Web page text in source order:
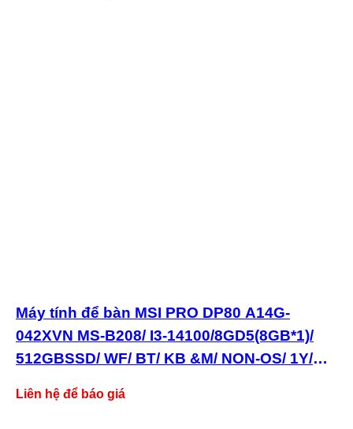
Máy tính để bàn MSI PRO DP80 A14G-
042XVN MS-B208/ I3-14100/8GD5(8GB*1)/
512GBSSD/ WF/ BT/ KB &M/ NON-OS/ 1Y/
Liên hệ để báo giá